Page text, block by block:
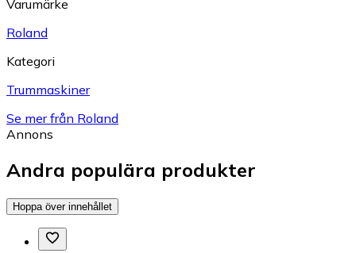
Varumärke
Roland
Kategori
Trummaskiner
Se mer från Roland
Annons
Andra populära produkter
Hoppa över innehållet